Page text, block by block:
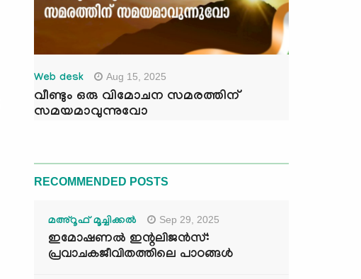
Web desk Aug 15, 2025
വീണ്ടും ഒരു വിമോചന സമരത്തിന്
സമയമാവുന്നുവോ
RECOMMENDED POSTS
മഅ്റൂഫ് മൂച്ചിക്കല്‍ Sep 29, 2025
ഇമോഷണൽ ഇന്റലിജൻസ്:
പ്രവാചകജീവിതത്തിലെ പാഠങ്ങൾ